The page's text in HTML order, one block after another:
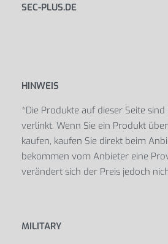
SEC-PLUS.DE
HINWEIS
*Die Produkte auf dieser Seite
verlinkt. Wenn Sie ein Produkt
kaufen, kaufen Sie direkt beim
bekommen vom Anbieter eine
verändert sich der Preis jedoch
MILITARY